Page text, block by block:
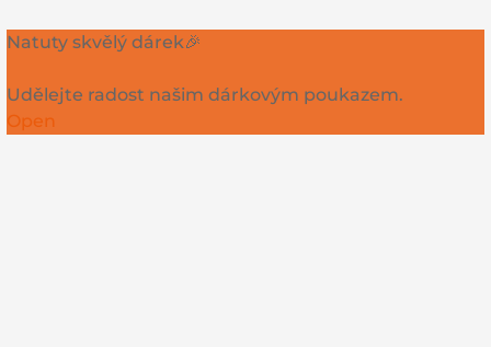
Natuty skvělý dárek🎉
Udělejte radost našim dárkovým poukazem.
Open